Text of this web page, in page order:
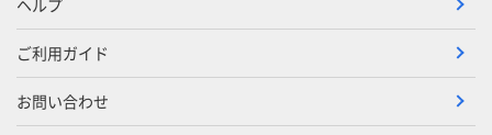
ご利用ガイド
お問い合わせ